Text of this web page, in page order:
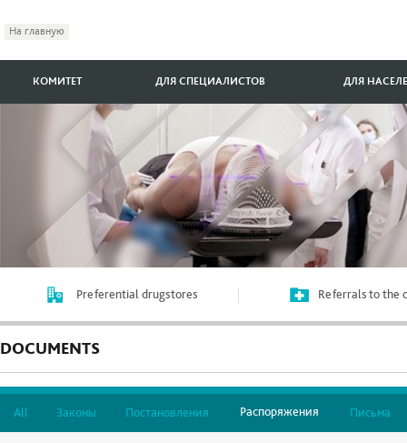
На главную
КОМИТЕТ ДЛЯ СПЕЦИАЛИСТОВ ДЛЯ
Preferential drugstores Referrals to the
DOCUMENTS
All Законы Постановления Распоряжения Письма